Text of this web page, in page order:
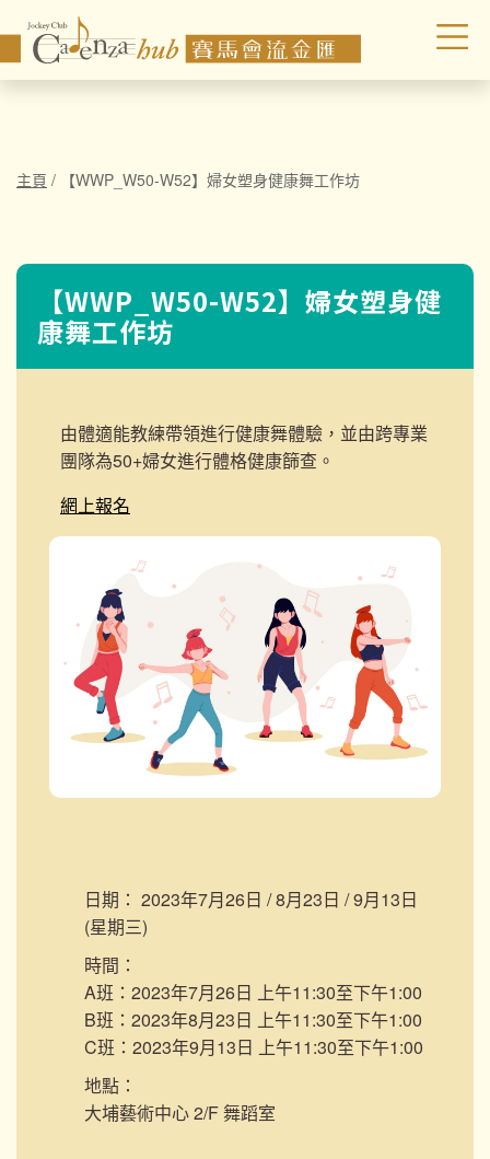
主頁 / 【WWP_W50-W52】婦女塑身健康舞工作坊
【WWP_W50-W52】婦女塑身健
康舞工作坊
由體適能教練帶領進行健康舞體驗，並由跨專業
團隊為50+婦女進行體格健康篩查。
網上報名
日期： 2023年7月26日 / 8月23日 / 9月13日
(星期三)
時間：
A班：2023年7月26日 上午11:30至下午1:00
B班：2023年8月23日 上午11:30至下午1:00
C班：2023年9月13日 上午11:30至下午1:00
地點：
大埔藝術中心 2/F 舞蹈室